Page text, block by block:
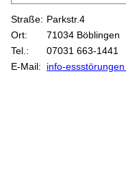
Straße: Parkstr.4
Ort:
71034 Böblingen
Tel.:
07031 663-1441
E-Mail:
info-